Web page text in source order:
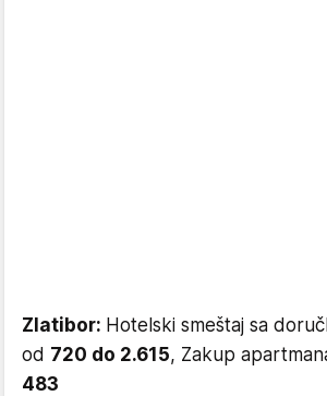
Zlatibor: Hotelski smeštaj sa
od 720 do 2.615, Zakup
483